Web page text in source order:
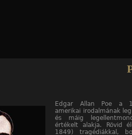
Edgar Allan Poe a
amerikai irodalmának
és máig
értékelt alakja. Rövid
1849) tragédiákkal,